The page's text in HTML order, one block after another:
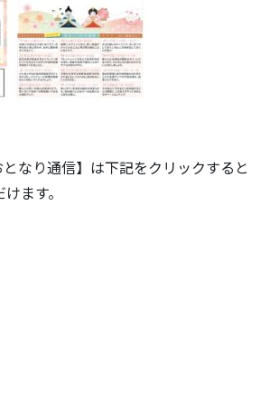
なり通信】は下記をクリックすると
ます。